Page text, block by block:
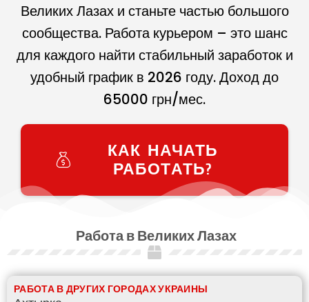
Великих Лазах и станьте частью большого
сообщества. Работа курьером – это шанс
для каждого найти стабильный заработок и
удобный график в 2026 году. Доход до
65000 грн/мес.
КАК НАЧАТЬ
РАБОТАТЬ?
Работа в Великих Лазах
РАБОТА В ДРУГИХ ГОРОДАХ УКРАИНЫ